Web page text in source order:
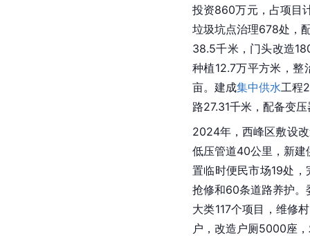
投资860万元，占项目
垃圾坑点治理678处，
38.5千米，门头改造
种植12.7万平方米，
亩。建成集中供水工程
路27.31千米，配备变
2024年，西峰区敷设
低压管道40公里，新建
置临时便民市场19处
抢修和60条道路养护。
大类117个项目，维修
户，改造户厕5000座